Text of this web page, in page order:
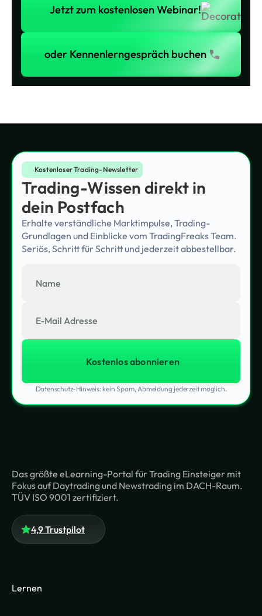
Jetzt zum kostenlosen Webinar!
oder Kennenlerngespräch buchen
oder Kennenlerngespräch buchen
Kostenloser Trading-Newsletter
Trading-Wissen direkt in
dein Postfach
Erhalte verständliche Marktimpulse, Trading-
Grundlagen und Einblicke vom TradingFreaks Team.
Seriös, Schritt für Schritt und jederzeit abbestellbar.
Datenschutz-Hinweis: kein Spam, Abmeldung jederzeit möglich.
Das größte eLearning-Portal für Trading Einsteiger mit
Fokus auf Daytrading und Newstrading im DACH-Raum.
TÜV ISO 9001 zertifiziert.
4,9 Trustpilot
Lernen